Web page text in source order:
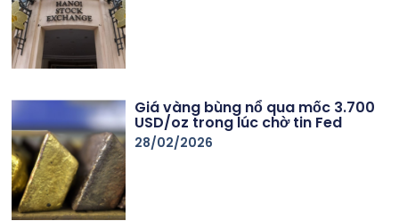
Giá vàng bùng nổ qua mốc 3.700
USD/oz trong lúc chờ tin Fed
28/02/2026